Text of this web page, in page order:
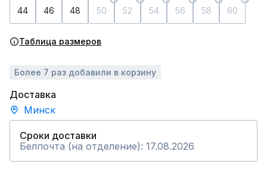
44 46 48 50 52 54 56 58 60
Таблица размеров
Более 7 раз добавили в корзину
Доставка
Минск
Сроки доставки
Белпочта (на отделение): 17.08.2026